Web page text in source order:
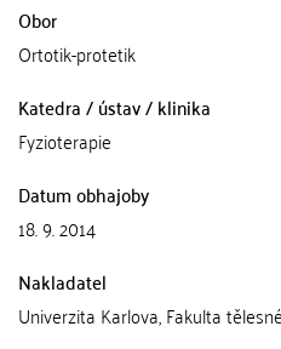
Obor
Ortotik-protetik
Katedra / ústav / klinika
Fyzioterapie
Datum obhajoby
18. 9. 2014
Nakladatel
Univerzita Karlova, Fakulta